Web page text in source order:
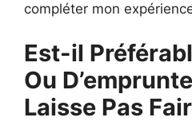
compléter mon
Est-il
Ou
Laisse Pas